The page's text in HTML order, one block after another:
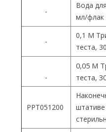
-
Вода
мл/флак
-
0,1 М
теста,
-
0,05 М
теста,
PPT051200